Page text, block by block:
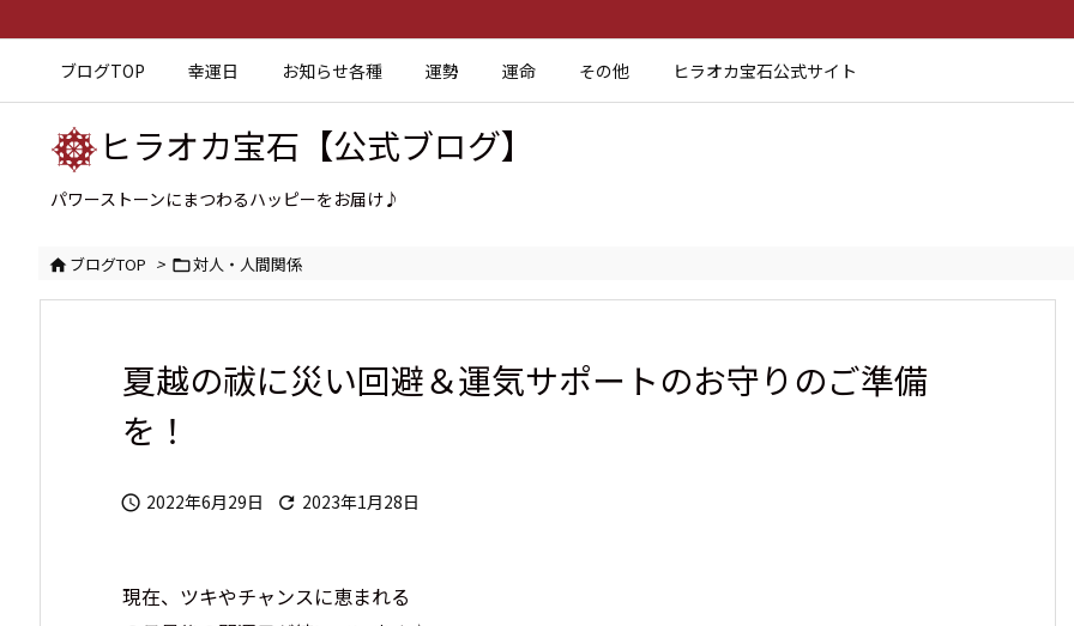
ブログTOP 幸運日 お知らせ各種 運勢 運命 その他 ヒラオカ宝石公式サイト
ヒラオカ宝石【公式ブログ】
パワーストーンにまつわるハッピーをお届け♪
ブログTOP > 対人・人間関係
夏越の祓に災い回避＆運気サポートのお守りのご準備
を！
 2022年6月29日  2023年1月28日
現在、ツキやチャンスに恵まれる